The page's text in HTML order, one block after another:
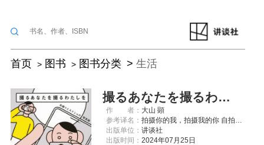
首页 图书 图书分类 生活
撮るあなたを撮るわたしを 自撮りとスクショの写真論
作 者： 大山 顕
参考译名：
拍摄你的我，拍摄我的你 自拍与截图的影像论
出版单位：讲谈社
出版时间：2024年07月25日